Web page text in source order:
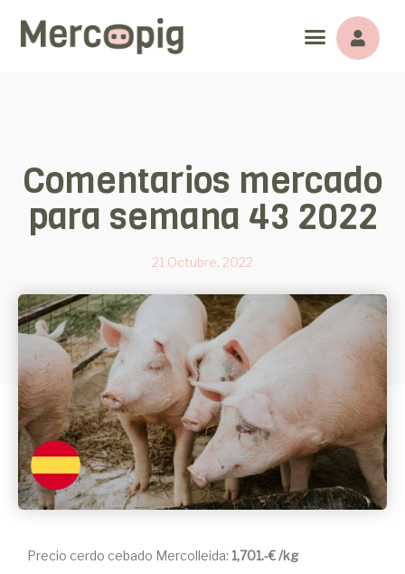
Comentarios mercado
para semana 43 2022
21 Octubre, 2022
Precio cerdo cebado Mercolleida: 1,701.-€ /kg